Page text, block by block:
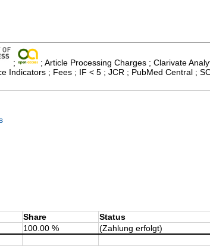
;
; Article Processing Charges ; Clarivate
Indicators ; Fees ; IF < 5 ; JCR ; PubMed Central ;
Share Status
100.00 % (Zahlung erfolgt)